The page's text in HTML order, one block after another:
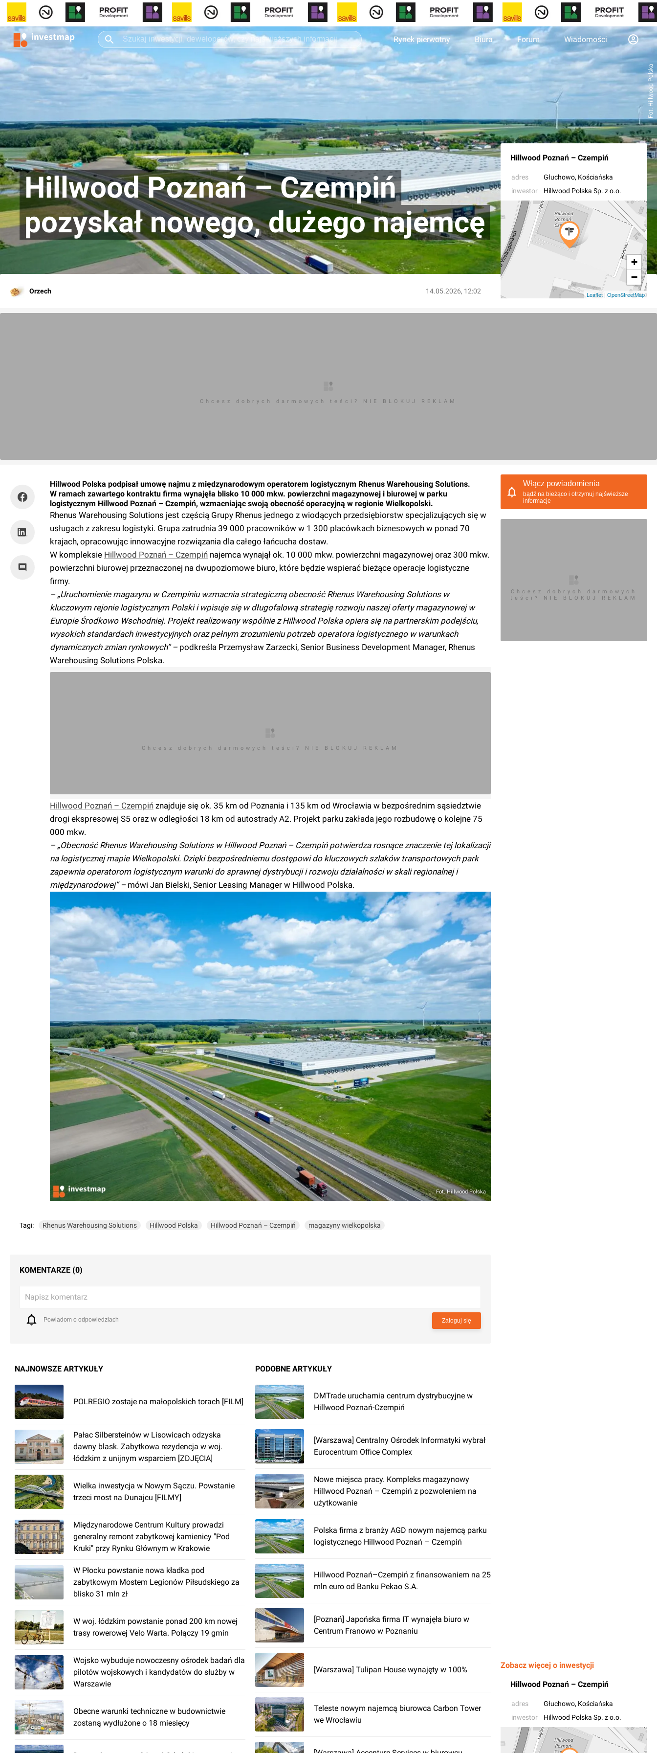
Rynek pierwotny Biura Forum Wiadomości
Fot. Hillwood Polska
Hillwood Poznań – Czempiń
pozyskał nowego, dużego najemcę
Orzech 14.05.2026, 12:02
Hillwood Poznań – Czempiń
adres Głuchowo, Kościańska
inwestor
Hillwood Polska Sp. z o.o.
+
−
Leaflet | OpenStreetMap
Chcesz dobrych darmowych teści? NIE BLOKUJ REKLAM
Hillwood Polska podpisał umowę najmu z międzynarodowym operatorem logistycznym Rhenus Warehousing Solutions.
W ramach zawartego kontraktu firma wynajęła blisko 10 000 mkw. powierzchni magazynowej i biurowej w parku
logistycznym Hillwood Poznań – Czempiń, wzmacniając swoją obecność operacyjną w regionie Wielkopolski.
Rhenus Warehousing Solutions jest częścią Grupy Rhenus jednego z wiodących przedsiębiorstw specjalizujących się w
usługach z zakresu logistyki. Grupa zatrudnia 39 000 pracowników w 1 300 placówkach biznesowych w ponad 70
krajach, opracowując innowacyjne rozwiązania dla całego łańcucha dostaw.
W kompleksie Hillwood Poznań – Czempiń najemca wynajął ok. 10 000 mkw. powierzchni magazynowej oraz 300 mkw.
powierzchni biurowej przeznaczonej na dwupoziomowe biuro, które będzie wspierać bieżące operacje logistyczne
firmy.
– „Uruchomienie magazynu w Czempiniu wzmacnia strategiczną obecność Rhenus Warehousing Solutions w
kluczowym rejonie logistycznym Polski i wpisuje się w długofalową strategię rozwoju naszej oferty magazynowej w
Europie Środkowo Wschodniej. Projekt realizowany wspólnie z Hillwood Polska opiera się na partnerskim podejściu,
wysokich standardach inwestycyjnych oraz pełnym zrozumieniu potrzeb operatora logistycznego w warunkach
dynamicznych zmian rynkowych” –podkreśla Przemysław Zarzecki, Senior Business Development Manager, Rhenus
Warehousing Solutions Polska.
Chcesz dobrych darmowych teści? NIE BLOKUJ REKLAM
Hillwood Poznań – Czempiń znajduje się ok. 35 km od Poznania i 135 km od Wrocławia w bezpośrednim sąsiedztwie
drogi ekspresowej S5 oraz w odległości 18 km od autostrady A2. Projekt parku zakłada jego rozbudowę o kolejne 75
000 mkw.
– „Obecność Rhenus Warehousing Solutions w Hillwood Poznań – Czempiń potwierdza rosnące znaczenie tej lokalizacji
na logistycznej mapie Wielkopolski. Dzięki bezpośredniemu dostępowi do kluczowych szlaków transportowych park
zapewnia operatorom logistycznym warunki do sprawnej dystrybucji i rozwoju działalności w skali regionalnej i
międzynarodowej” –mówi Jan Bielski, Senior Leasing Manager w Hillwood Polska.
Fot. Hillwood Polska
Tagi: Rhenus Warehousing Solutions Hillwood Polska Hillwood Poznań – Czempiń magazyny wielkopolska
KOMENTARZE (0)
Napisz komentarz
Powiadom o odpowiedziach Zaloguj się
NAJNOWSZE ARTYKUŁY
POLREGIO zostaje na małopolskich torach [FILM]
Pałac Silbersteinów w Lisowicach odzyska
dawny blask. Zabytkowa rezydencja w woj.
łódzkim z unijnym wsparciem [ZDJĘCIA]
Wielka inwestycja w Nowym Sączu. Powstanie
trzeci most na Dunajcu [FILMY]
Międzynarodowe Centrum Kultury prowadzi
generalny remont zabytkowej kamienicy "Pod
Kruki" przy Rynku Głównym w Krakowie
W Płocku powstanie nowa kładka pod
zabytkowym Mostem Legionów Piłsudskiego za
blisko 31 mln zł
W woj. łódzkim powstanie ponad 200 km nowej
trasy rowerowej Velo Warta. Połączy 19 gmin
Wojsko wybuduje nowoczesny ośrodek badań dla
pilotów wojskowych i kandydatów do służby w
Warszawie
Obecne warunki techniczne w budownictwie
zostaną wydłużone o 18 miesięcy
PODOBNE ARTYKUŁY
DMTrade uruchamia centrum dystrybucyjne w
Hillwood Poznań-Czempiń
[Warszawa] Centralny Ośrodek Informatyki wybrał
Eurocentrum Office Complex
Nowe miejsca pracy. Kompleks magazynowy
Hillwood Poznań – Czempiń z pozwoleniem na
użytkowanie
Polska firma z branży AGD nowym najemcą parku
logistycznego Hillwood Poznań – Czempiń
Hillwood Poznań–Czempiń z finansowaniem na 25
mln euro od Banku Pekao S.A.
[Poznań] Japońska firma IT wynajęła biuro w
Centrum Franowo w Poznaniu
[Warszawa] Tulipan House wynajęty w 100%
Teleste nowym najemcą biurowca Carbon Tower
we Wrocławiu
Włącz powiadomienia
bądź na bieżąco i otrzymuj najświeższe
informacje
Chcesz dobrych darmowych
teści? NIE BLOKUJ REKLAM
Zobacz więcej o inwestycji
Hillwood Poznań – Czempiń
adres Głuchowo, Kościańska
inwestor
Hillwood Polska Sp. z o.o.